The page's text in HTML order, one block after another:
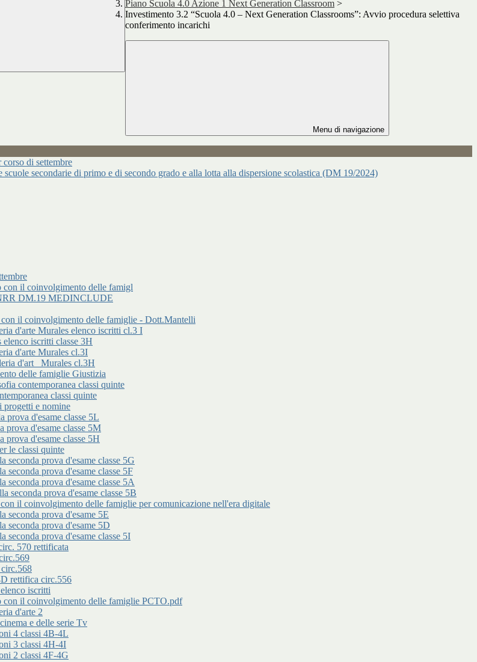
Piano Scuola 4.0 Azione 1 Next Generation Classroom >
Investimento 3.2 “Scuola 4.0 – Next Generation Classrooms”: Avvio procedura selettiva
conferimento incarichi
Menu di navigazione
di settembre
secondarie di primo e di secondo grado e alla lotta alla dispersione scolastica (DM 19/2024)
il coinvolgimento delle famigl
DM.19 MEDINCLUDE
il coinvolgimento delle famiglie - Dott.Mantelli
d'arte Murales elenco iscritti cl.3 I
iscritti classe 3H
d'arte Murales cl.3I
d'art _Murales cl.3H
delle famiglie Giustizia
contemporanea classi quinte
classi quinte
e nomine
d'esame classe 5L
d'esame classe 5M
d'esame classe 5H
le classi quinte
prova d'esame classe 5G
prova d'esame classe 5F
prova d'esame classe 5A
prova d'esame classe 5B
il coinvolgimento delle famiglie per comunicazione nell'era digitale
prova d'esame 5E
prova d'esame 5D
prova d'esame classe 5I
570 rettificata
rettifica circ.556
iscritti
il coinvolgimento delle famiglie PCTO.pdf
d'arte 2
e delle serie Tv
4 classi 4B-4L
3 classi 4H-4I
2 classi 4F-4G